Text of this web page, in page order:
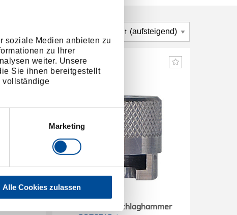
soziale Medien anbieten zu
zu Ihrer
weiter. Unsere
Sie ihnen bereitgestellt
vollständige
Marketing
Alle Cookies zulassen
Abzieher für Schlaghammer